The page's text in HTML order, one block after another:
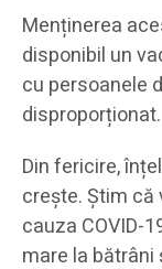
Menținerea
disponibil un
cu persoanele
disproporționat.
Din fericire,
crește. Știm
cauza COVID-
mare la bătrâni